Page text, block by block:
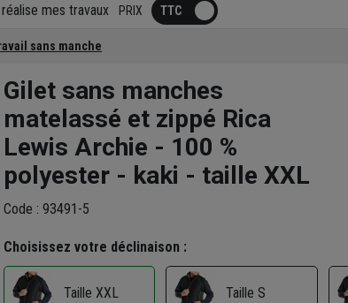
mes travaux PRIX
sans manche
Gilet sans manches
matelassé et zippé Rica
Lewis Archie - 100 %
polyester - kaki - taille XXL
Code : 93491-5
Choisissez votre déclinaison :
Taille XXL Taille S